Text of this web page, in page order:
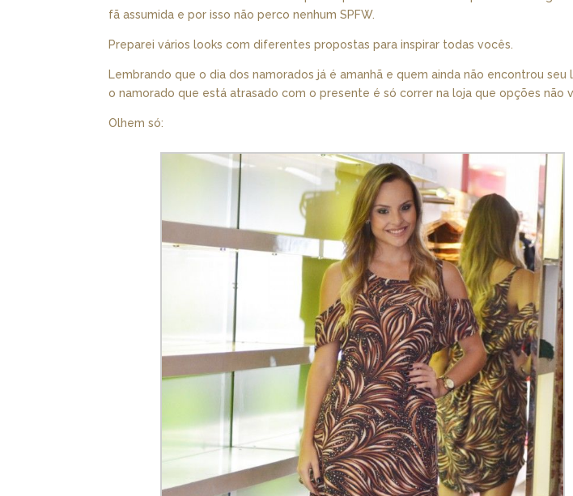
fã assumida e por isso não perco nenhum SPFW.
Preparei vários looks com diferentes propostas para inspirar todas vocês.
Lembrando que o dia dos namorados já é amanhã e quem ainda não encontrou seu
o namorado que está atrasado com o presente é só correr na loja que opções não
Olhem só: